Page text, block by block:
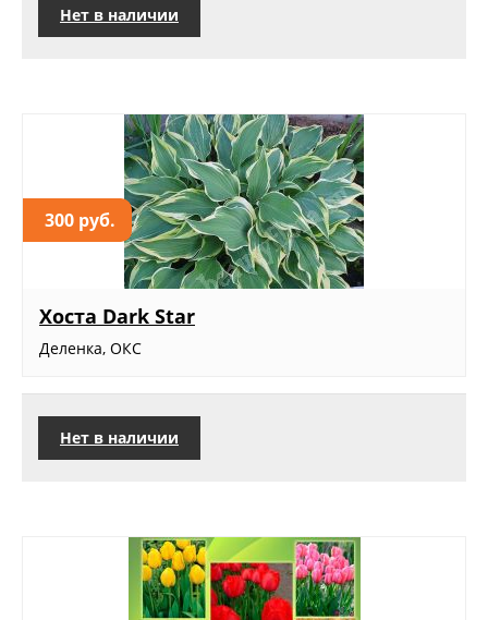
Нет в наличии
300 руб.
Хоста Dark Star
Деленка, ОКС
Нет в наличии